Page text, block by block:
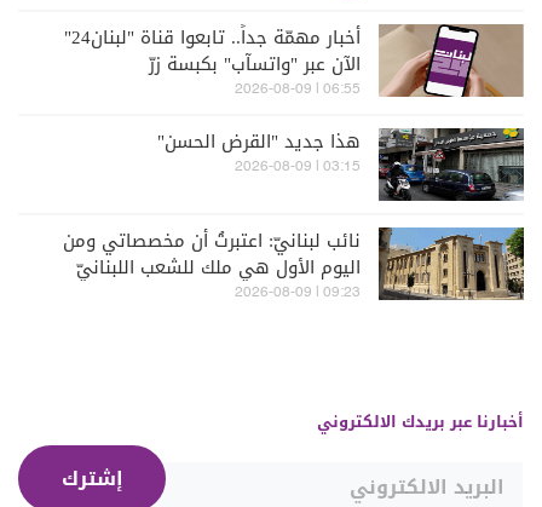
أخبار مهمّة جداً.. تابعوا قناة "لبنان24"
الآن عبر "واتسآب" بكبسة زرّ
06:55 | 2026-08-09
هذا جديد "القرض الحسن"
03:15 | 2026-08-09
نائب لبنانيّ: اعتبرتُ أن مخصصاتي ومن
اليوم الأول هي ملك للشعب اللبنانيّ
09:23 | 2026-08-09
أخبارنا عبر بريدك الالكتروني
إشترك